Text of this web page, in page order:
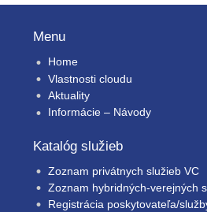
Menu
Home
Vlastnosti cloudu
Aktuality
Informácie – Návody
Katalóg služieb
Zoznam privátnych služieb VC
Zoznam hybridných-verejných
Registrácia poskytovateľa/